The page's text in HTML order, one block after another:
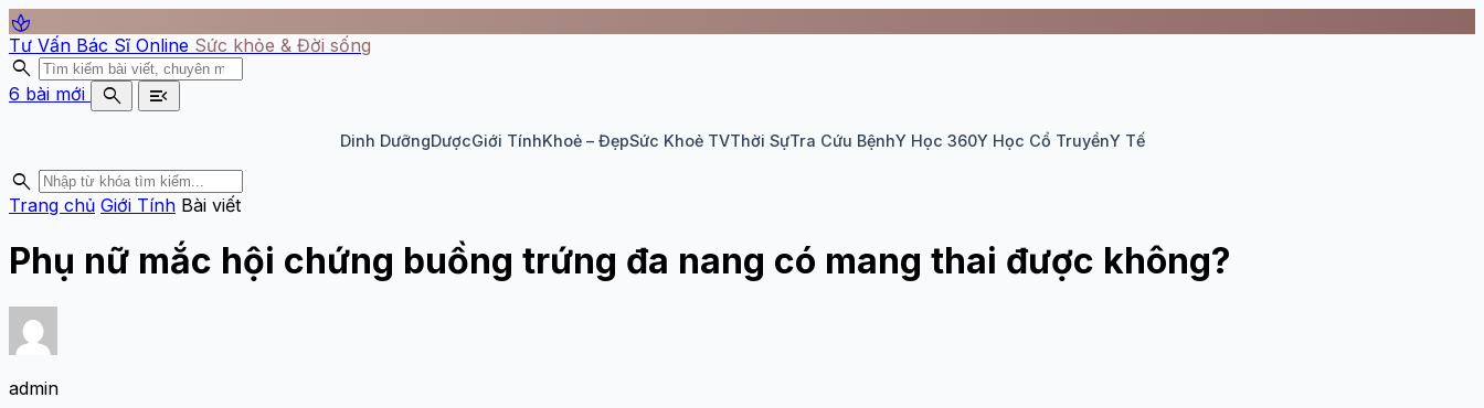
spa
Tư Vấn Bác Sĩ Online Sức khỏe & Đời sống
search
6 bài mới search menu_open
Dinh DưỡngDượcGiới TínhKhoẻ – ĐẹpSức Khoẻ TVThời SựTra Cứu BệnhY Học 360Y Học Cổ TruyềnY Tế
search
Trang chủ Giới Tính Bài viết
Phụ nữ mắc hội chứng buồng trứng đa nang có mang thai được không?
admin